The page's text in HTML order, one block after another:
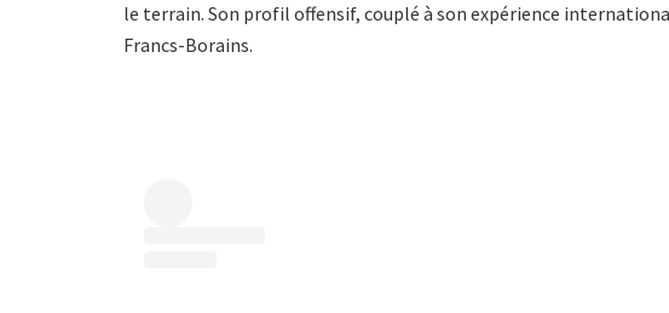
le terrain. Son profil offensif, couplé à son expérience
Francs-Borains.